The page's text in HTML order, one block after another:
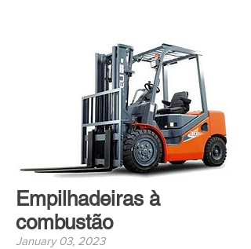
Empilhadeiras à
combustão
January 03, 2023